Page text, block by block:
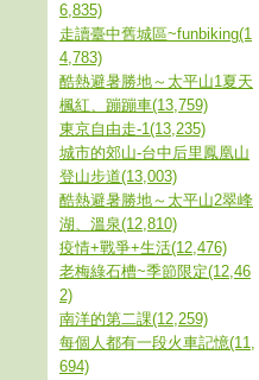
6,835)
走讀臺中舊城區~funbiking(1
4,783)
酷熱避暑勝地～太平山1夏天
楓紅、蹦蹦車(13,759)
東京自由走-1(13,235)
城市的郊山-台中后里鳳凰山
登山步道(13,003)
酷熱避暑勝地～太平山2翠峰
湖、溫泉(12,810)
疫情+戰爭+生活(12,476)
老梅綠石槽~季節限定(12,46
2)
南洋的第二課(12,259)
每個人都有一段火車記憶(11,
694)